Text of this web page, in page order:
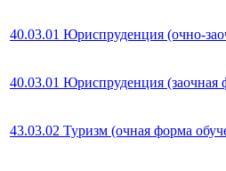
40.03.01 Юриспруденция (очно-
40.03.01 Юриспруденция (заочная
43.03.02 Туризм (очная форма